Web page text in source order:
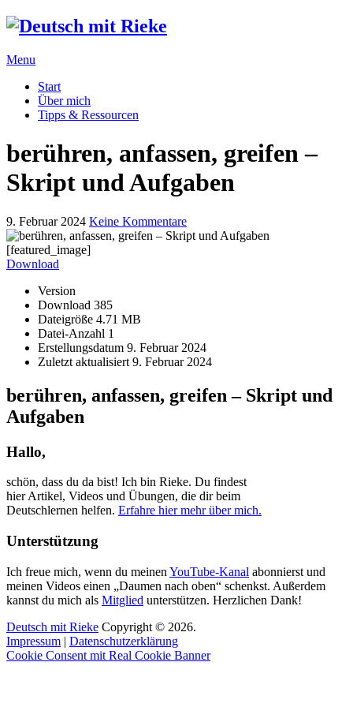
Menu
Start
Über mich
Tipps & Ressourcen
berühren, anfassen, greifen –
Skript und Aufgaben
9. Februar 2024 Keine Kommentare
[featured_image]
Download
Version
Download 385
Dateigröße 4.71 MB
Datei-Anzahl 1
Erstellungsdatum 9. Februar 2024
Zuletzt aktualisiert 9. Februar 2024
berühren, anfassen, greifen – Skript und
Aufgaben
Hallo,
schön, dass du da bist! Ich bin Rieke. Du findest
hier Artikel, Videos und Übungen, die dir beim
Deutschlernen helfen. Erfahre hier mehr über mich.
Unterstützung
Ich freue mich, wenn du meinen YouTube-Kanal abonnierst und
meinen Videos einen „Daumen nach oben“ schenkst. Außerdem
kannst du mich als Mitglied unterstützen. Herzlichen Dank!
Deutsch mit Rieke Copyright © 2026.
Impressum | Datenschutzerklärung
Cookie Consent mit Real Cookie Banner